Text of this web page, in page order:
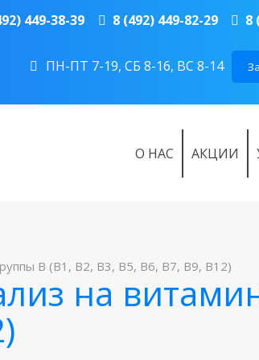
449-38-39 8 (492) 449-82-29 8
ПН-ПТ 7-19, СБ 8-16, ВС 8-14
О НАС АКЦИИ
B (B1, B2, B3, B5, B6, B7, B9, B12)
на